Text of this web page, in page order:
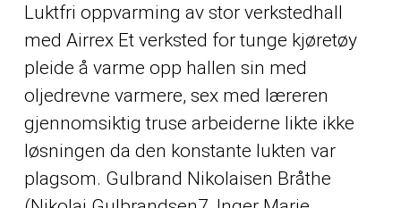
Luktfri oppvarming av stor verkstedhall
med Airrex Et verksted for tunge kjøretøy
pleide å varme opp hallen sin med
oljedrevne varmere, sex med læreren
gjennomsiktig truse arbeiderne likte ikke
løsningen da den konstante lukten var
plagsom. Gulbrand Nikolaisen Bråthe